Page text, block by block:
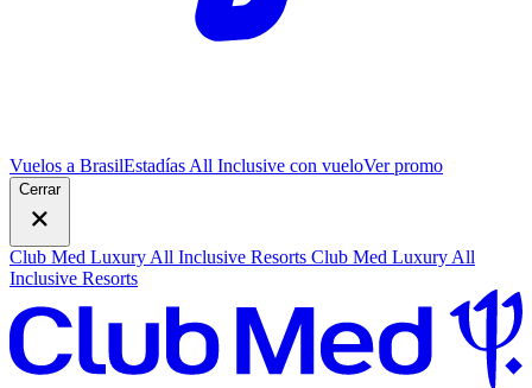
Vuelos a BrasilEstadías All Inclusive con vueloVer promo
Cerrar
Club Med Luxury All Inclusive Resorts Club Med Luxury All
Inclusive Resorts